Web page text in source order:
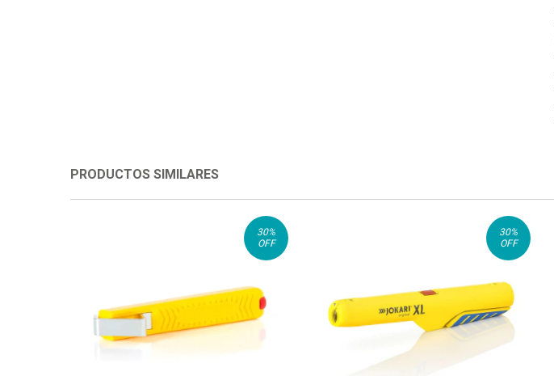
PRODUCTOS SIMILARES
30%
OFF
30%
OFF